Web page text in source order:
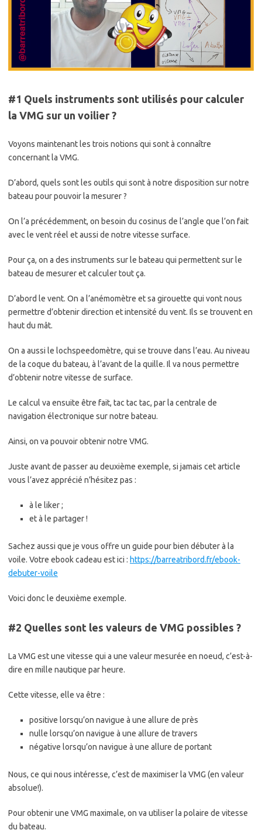
#1 Quels instruments sont utilisés pour calculer
la VMG sur un voilier ?
Voyons maintenant les trois notions qui sont à connaître
concernant la VMG.
D’abord, quels sont les outils qui sont à notre disposition sur notre
bateau pour pouvoir la mesurer ?
On l’a précédemment, on besoin du cosinus de l’angle que l’on fait
avec le vent réel et aussi de notre vitesse surface.
Pour ça, on a des instruments sur le bateau qui permettent sur le
bateau de mesurer et calculer tout ça.
D’abord le vent. On a l’anémomètre et sa girouette qui vont nous
permettre d’obtenir direction et intensité du vent. Ils se trouvent en
haut du mât.
On a aussi le lochspeedomètre, qui se trouve dans l’eau. Au niveau
de la coque du bateau, à l’avant de la quille. Il va nous permettre
d’obtenir notre vitesse de surface.
Le calcul va ensuite être fait, tac tac tac, par la centrale de
navigation électronique sur notre bateau.
Ainsi, on va pouvoir obtenir notre VMG.
Juste avant de passer au deuxième exemple, si jamais cet article
vous l’avez apprécié n’hésitez pas :
à le liker ;
et à le partager !
Sachez aussi que je vous offre un guide pour bien débuter à la
voile. Votre ebook cadeau est ici : https://barreatribord.fr/ebook-
debuter-voile
Voici donc le deuxième exemple.
#2 Quelles sont les valeurs de VMG possibles ?
La VMG est une vitesse qui a une valeur mesurée en noeud, c’est-à-
dire en mille nautique par heure.
Cette vitesse, elle va être :
positive lorsqu’on navigue à une allure de près
nulle lorsqu’on navigue à une allure de travers
négative lorsqu’on navigue à une allure de portant
Nous, ce qui nous intéresse, c’est de maximiser la VMG (en valeur
absolue!).
Pour obtenir une VMG maximale, on va utiliser la polaire de vitesse
du bateau.